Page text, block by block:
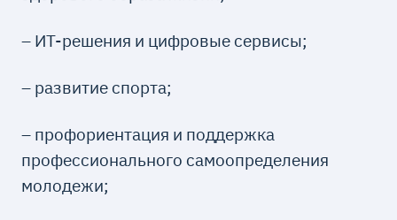
– ИТ-решения и цифровые сервисы;
– развитие спорта;
– профориентация и поддержка
профессионального самоопределения
молодежи;